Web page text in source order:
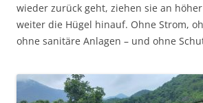
wieder zurück geht, ziehen sie an
weiter die Hügel hinauf. Ohne Strom,
ohne sanitäre Anlagen – und ohne